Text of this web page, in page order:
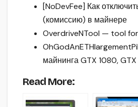
[NoDevFee] Как
(комиссию) в майнере
OverdriveNTool — tool
майнинга GTX 1080,
Read More: